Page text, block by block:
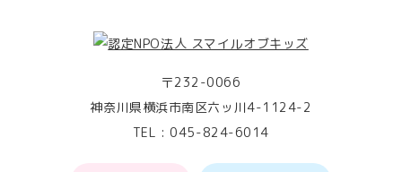
〒232-0066
神奈川県横浜市南区六ッ川4-1124-2
TEL :045-824-6014